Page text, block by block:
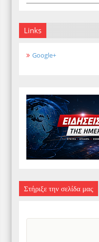
Links
Google+
Στήριξε την σελίδα μας